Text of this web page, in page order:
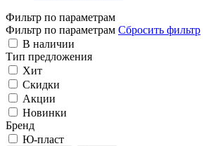
Фильтр по параметрам
Фильтр по параметрам Сбросить фильтр
В наличии
Тип предложения
Хит
Скидки
Акции
Новинки
Бренд
Ю-пласт